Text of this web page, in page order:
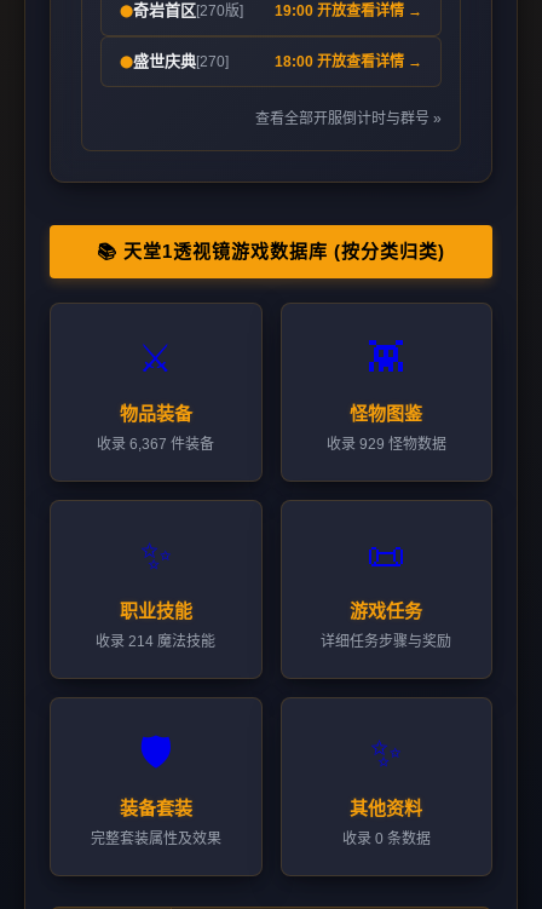
⬤奇岩首区[270版] 19:00 开放查看详情 →
⬤盛世庆典[270] 18:00 开放查看详情 →
查看全部开服倒计时与群号 »
📚 天堂1透视镜游戏数据库 (按分类归类)
⚔️
物品装备
收录 6,367 件装备
👾
怪物图鉴
收录 929 怪物数据
✨
职业技能
收录 214 魔法技能
📜
游戏任务
详细任务步骤与奖励
🛡️
装备套装
完整套装属性及效果
✨
其他资料
收录 0 条数据